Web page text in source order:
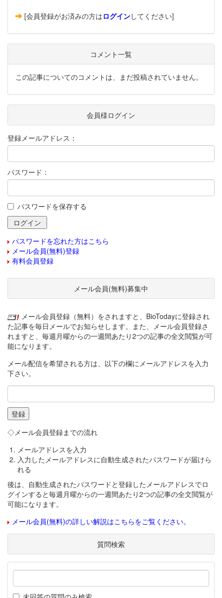
[会員登録がお済みの方はログインしてください]
コメント一覧
この記事についてのコメントは、まだ投稿されていません。
会員様ログイン
登録メールアドレス：
パスワード：
パスワードを保存する
パスワードを忘れた方はこちら
メール会員(無料)登録
有料会員登録
メール会員(無料)募集中
メール会員登録（無料）をされますと、BioTodayに登録され
た記事を毎日メールでお知らせします。また、メール会員登録さ
れますと、毎週月曜からの一週間あたり2つの記事の全文閲覧が可
能になります。
メール配信を希望される方は、以下の欄にメールアドレスを入力
下さい。
◇メール会員登録までの流れ
メールアドレスを入力
入力したメールアドレスに自動生成されたパスワードが届けら
れる
後は、自動生成されたパスワードと登録したメールアドレスでロ
グインすると毎週月曜からの一週間あたり2つの記事の全文閲覧が
可能になります。
メール会員(無料)の詳しい解説はこちらをご覧ください。
質問検索